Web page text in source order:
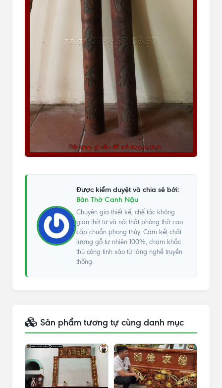
Được kiểm duyệt và chia sẻ bởi:
Bàn Thờ Canh Nậu
Chuyên gia thiết kế, chế tác không
gian thờ tự và nội thất phòng thờ cao
cấp chuẩn phong thủy. Cam kết chất
lượng gỗ tự nhiên 100%, chạm khắc
thủ công tinh xảo từ làng nghề truyền
thống.
Sản phẩm tương tự cùng danh mục